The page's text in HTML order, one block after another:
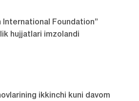
International Foundation”
hujjatlari imzolandi
ikkinchi kuni davom